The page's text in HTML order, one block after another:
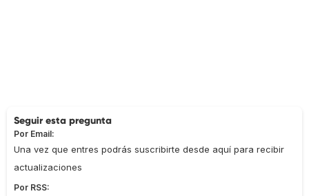
Seguir esta pregunta
Por Email:
Una vez que entres podrás suscribirte desde aquí para recibir
actualizaciones
Por RSS: